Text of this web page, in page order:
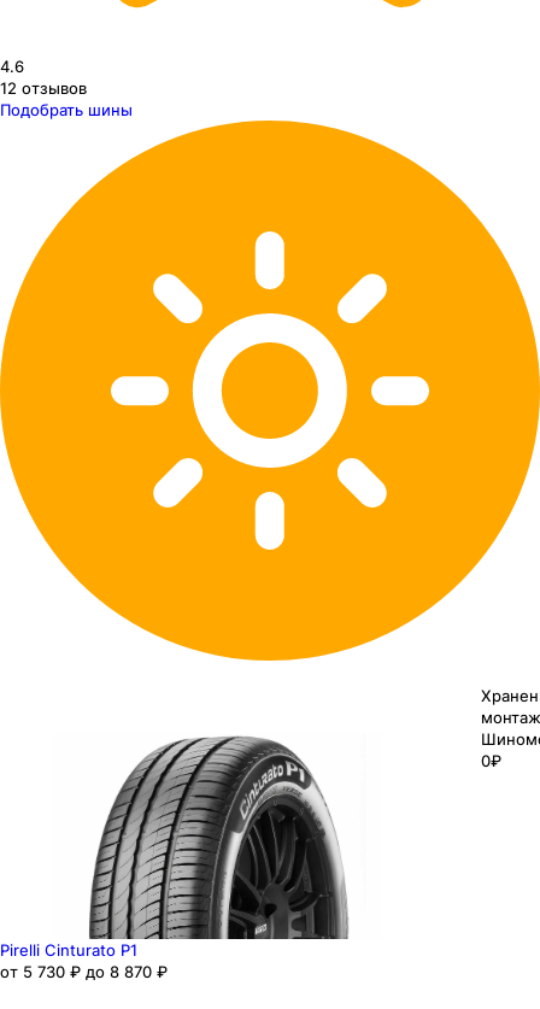
4.6
12 отзывов
Подобрать шины
0₽
Pirelli Cinturato P1
от 5 730 ₽ до 8 870 ₽